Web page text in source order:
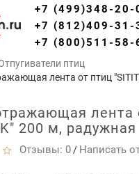
+7 (499)348-20-
+7 (812)409-31-
+7 (800)511-58-
птиц
лента от птиц
лента
200 м, радужная
Отзывы: 0 / Написать